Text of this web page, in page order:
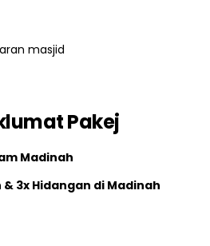
masjid
Pakej
Madinah
3x Hidangan di Madinah